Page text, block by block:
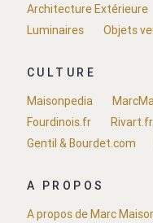
Architecture Extérieure
Luminaires
Objets
CULTURE
Maisonpedia
Fourdinois.fr
Rivart.fr
Gentil & Bourdet.com
A PROPOS
A propos de Marc